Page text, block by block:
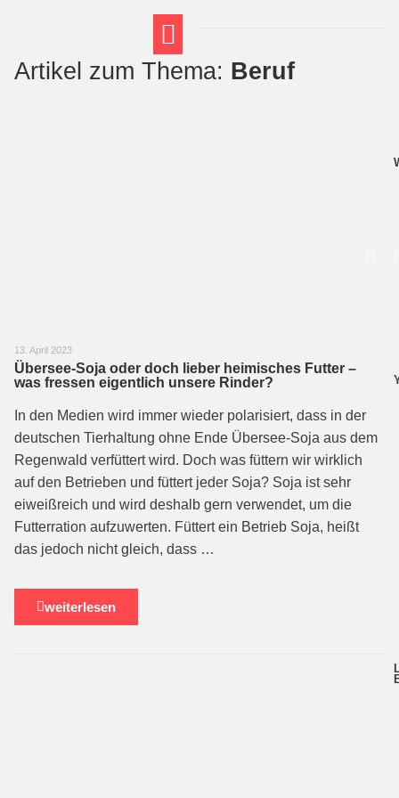
Artikel zum Thema: Beruf
13. April 2023
Übersee-Soja oder doch lieber heimisches Futter –
was fressen eigentlich unsere Rinder?
In den Medien wird immer wieder polarisiert, dass in der
deutschen Tierhaltung ohne Ende Übersee-Soja aus dem
Regenwald verfüttert wird. Doch was füttern wir wirklich
auf den Betrieben und füttert jeder Soja? Soja ist sehr
eiweißreich und wird deshalb gern verwendet, um die
Futterration aufzuwerten. Füttert ein Betrieb Soja, heißt
das jedoch nicht gleich, dass …
weiterlesen